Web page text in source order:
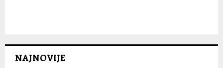
NAJNOVIJE